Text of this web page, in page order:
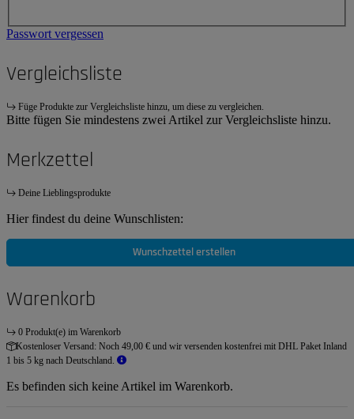
Passwort vergessen
Vergleichsliste
Füge Produkte zur Vergleichsliste hinzu, um diese zu vergleichen.
Bitte fügen Sie mindestens zwei Artikel zur Vergleichsliste hinzu.
Merkzettel
Deine Lieblingsprodukte
Hier findest du deine Wunschlisten:
Wunschzettel erstellen
Warenkorb
0 Produkt(e) im Warenkorb
Kostenloser Versand: Noch 49,00 € und wir versenden kostenfrei mit DHL Paket Inland
1 bis 5 kg nach Deutschland.
Es befinden sich keine Artikel im Warenkorb.